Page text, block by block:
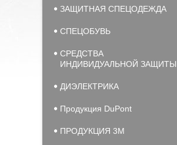
ЗАЩИТНАЯ СПЕЦОДЕЖДА
СПЕЦОБУВЬ
СРЕДСТВА
ИНДИВИДУАЛЬНОЙ ЗАЩИТЫ
ДИЭЛЕКТРИКА
Продукция DuPont
ПРОДУКЦИЯ 3М